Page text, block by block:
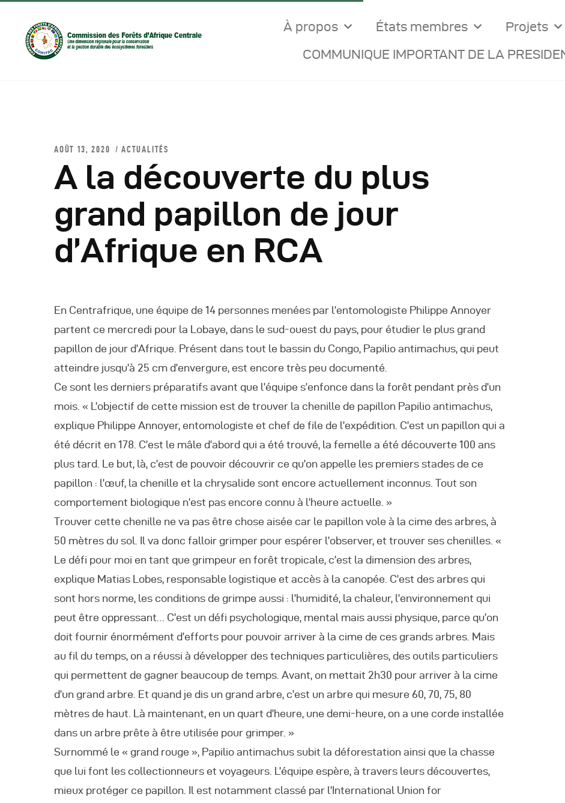
À propos États membres Projets
COMMUNIQUE IMPORTANT DE LA
Documents Officiels
Conseils Des Ministres
Comptes Rendus De
Régionales
Rapports
Publications
COMIFAC Newsletter
Réunions Réseaux
CEFDHAC
Autres Publications
AOÛT 13, 2020 ACTUALITÉS
A la découverte du plus
grand papillon de jour
d’Afrique en RCA
En Centrafrique, une équipe de 14 personnes menées par l’entomologiste Philippe Annoyer
partent ce mercredi pour la Lobaye, dans le sud-ouest du pays, pour étudier le plus grand
papillon de jour d’Afrique. Présent dans tout le bassin du Congo, Papilio antimachus, qui peut
atteindre jusqu’à 25 cm d’envergure, est encore très peu documenté.
Ce sont les derniers préparatifs avant que l’équipe s’enfonce dans la forêt pendant près d’un
mois. « L’objectif de cette mission est de trouver la chenille de papillon Papilio antimachus,
explique Philippe Annoyer, entomologiste et chef de file de l’expédition. C’est un papillon qui a
été décrit en 178. C’est le mâle d’abord qui a été trouvé, la femelle a été découverte 100 ans
plus tard. Le but, là, c’est de pouvoir découvrir ce qu’on appelle les premiers stades de ce
papillon : l’œuf, la chenille et la chrysalide sont encore actuellement inconnus. Tout son
comportement biologique n’est pas encore connu à l’heure actuelle. »
Trouver cette chenille ne va pas être chose aisée car le papillon vole à la cime des arbres, à
50 mètres du sol. Il va donc falloir grimper pour espérer l’observer, et trouver ses chenilles. «
Le défi pour moi en tant que grimpeur en forêt tropicale, c’est la dimension des arbres,
explique Matias Lobes, responsable logistique et accès à la canopée. C’est des arbres qui
sont hors norme, les conditions de grimpe aussi : l’humidité, la chaleur, l’environnement qui
peut être oppressant… C’est un défi psychologique, mental mais aussi physique, parce qu’on
doit fournir énormément d’efforts pour pouvoir arriver à la cime de ces grands arbres. Mais
au fil du temps, on a réussi à développer des techniques particulières, des outils particuliers
qui permettent de gagner beaucoup de temps. Avant, on mettait 2h30 pour arriver à la cime
d’un grand arbre. Et quand je dis un grand arbre, c’est un arbre qui mesure 60, 70, 75, 80
mètres de haut. Là maintenant, en un quart d’heure, une demi-heure, on a une corde installée
dans un arbre prête à être utilisée pour grimper. »
Surnommé le « grand rouge », Papilio antimachus subit la déforestation ainsi que la chasse
que lui font les collectionneurs et voyageurs. L’équipe espère, à travers leurs découvertes,
mieux protéger ce papillon. Il est notamment classé par l’International Union for